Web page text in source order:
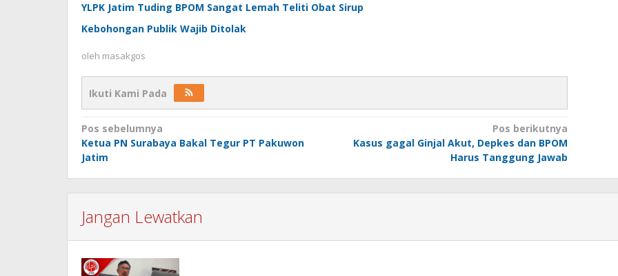
YLPK Jatim Tuding BPOM Sangat Lemah Teliti Obat Sirup
Kebohongan Publik Wajib Ditolak
oleh masakgos
Ikuti Kami Pada
Navigasi
pos
Pos sebelumnya
Ketua PN Surabaya Bakal Tegur PT Pakuwon
Jatim
Pos berikutnya
Kasus gagal Ginjal Akut, Depkes dan BPOM
Harus Tanggung Jawab
Jangan Lewatkan